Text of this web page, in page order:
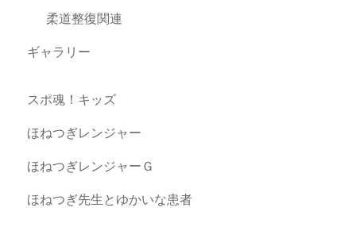
柔道整復関連
ギャラリー
スポ魂！キッズ
ほねつぎレンジャー
ほねつぎレンジャーＧ
ほねつぎ先生とゆかいな患者